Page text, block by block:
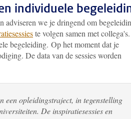
individuele
adviseren we je dringend om
te volgen samen met collega's.
begeleiding. Op het moment dat je
De data van de sessies worden
een opleidingstraject, in tegenstelling
De inspiratiesessies en